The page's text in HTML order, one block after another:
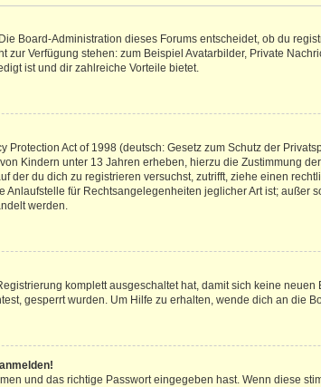
Board-Administration dieses Forums entscheidet, ob du
zur Verfügung stehen: zum Beispiel Avatarbilder, Private
ist und dir zahlreiche Vorteile bietet.
Protection Act of 1998 (deutsch: Gesetz zum Schutz der
Kindern unter 13 Jahren erheben, hierzu die Zustimmung
der du dich zu registrieren versuchst, zutrifft, ziehe einen
für Rechtsangelegenheiten jeglicher Art ist;
werden.
komplett ausgeschaltet hat, damit sich keine
gesperrt wurden. Um Hilfe zu erhalten, wende dich an die
und das richtige Passwort eingegeben hast. Wenn diese